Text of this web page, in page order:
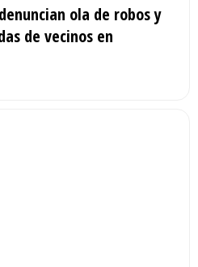
ola de robos y
de vecinos en